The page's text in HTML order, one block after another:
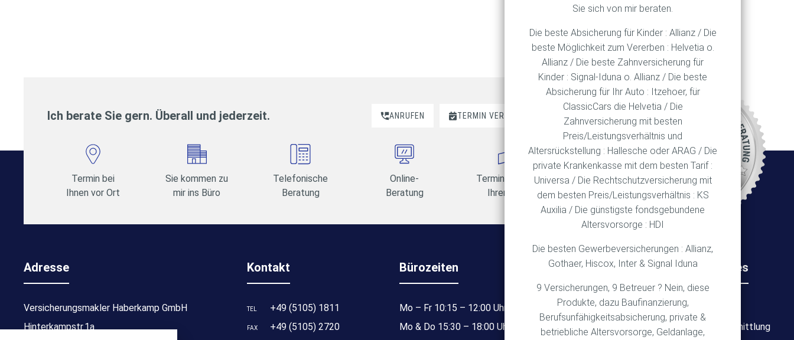
Sie sich von mir beraten.
Die beste Absicherung für Kinder : Allianz / Die
beste Möglichkeit zum Vererben : Helvetia o.
Allianz / Die beste Zahnversicherung für
Kinder : Signal-Iduna o. Allianz / Die beste
Absicherung für Ihr Auto : Itzehoer, für
ClassicCars die Helvetia / Die
Zahnversicherung mit besten
Preis/Leistungsverhältnis und
Altersrückstellung : Hallesche oder ARAG / Die
private Krankenkasse mit dem besten Tarif :
Universa / Die Rechtschutzversicherung mit
dem besten Preis/Leistungsverhältnis : KS
Auxilia / Die günstigste fondsgebundene
Altersvorsorge : HDI
Die besten Gewerbeversicherungen : Allianz,
Gothaer, Hiscox, Inter & Signal Iduna
9 Versicherungen, 9 Betreuer ? Nein, diese
Produkte, dazu Baufinanzierung,
Berufsunfähigkeitsabsicherung, private &
betriebliche Altersvorsorge, Geldanlage,
Ich berate Sie gern. Überall und jederzeit. ANRUFEN TERMIN VEREINBAREN
Termin bei
Ihnen vor Ort
Sie kommen zu
mir ins Büro
Telefonische
Beratung
Online-
Beratung
Termine am Ort
Ihrer Wahl
Adresse
Versicherungsmakler Haberkamp GmbH
Hinterkampstr.1a
Kontakt
TEL +49 (5105) 1811
FAX
+49 (5105) 2720
Bürozeiten
Mo – Fr 10:15 – 12:00 Uhr
Mo & Do 15:30 – 18:00 Uhr
Rechtliches
Impressum
Datenschutz
Wichtiges
Bedarfsermittlung